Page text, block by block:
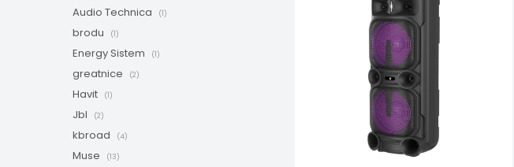
Audio Technica (1)
brodu (1)
Energy Sistem (1)
greatnice (2)
Havit (1)
Jbl (2)
kbroad (4)
Muse (13)